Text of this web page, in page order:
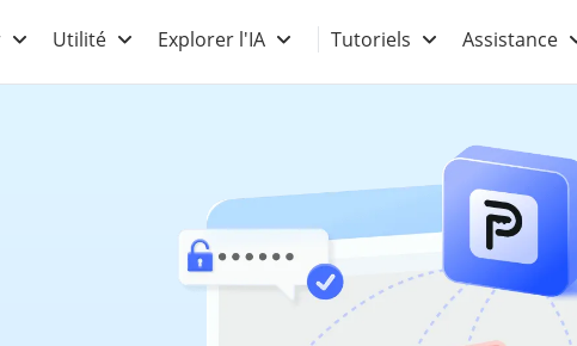
Utilité Explorer l'IA Tutoriels Assistance